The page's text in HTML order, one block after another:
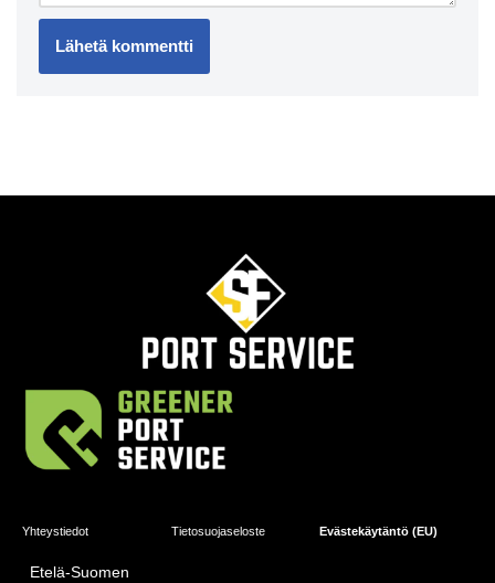
Yhteystiedot
Etelä-Suomen
Tietosuojaseloste Evästekäytäntö (EU)